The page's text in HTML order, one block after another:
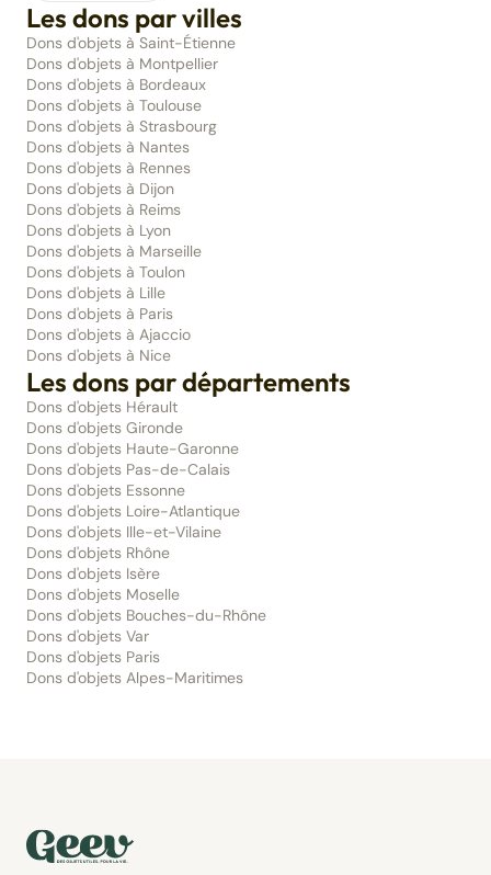
Les dons par villes
Dons d'objets à Saint-Étienne
Dons d'objets à Montpellier
Dons d'objets à Bordeaux
Dons d'objets à Toulouse
Dons d'objets à Strasbourg
Dons d'objets à Nantes
Dons d'objets à Rennes
Dons d'objets à Dijon
Dons d'objets à Reims
Dons d'objets à Lyon
Dons d'objets à Marseille
Dons d'objets à Toulon
Dons d'objets à Lille
Dons d'objets à Paris
Dons d'objets à Ajaccio
Dons d'objets à Nice
Les dons par départements
Dons d'objets Hérault
Dons d'objets Gironde
Dons d'objets Haute-Garonne
Dons d'objets Pas-de-Calais
Dons d'objets Essonne
Dons d'objets Loire-Atlantique
Dons d'objets Ille-et-Vilaine
Dons d'objets Rhône
Dons d'objets Isère
Dons d'objets Moselle
Dons d'objets Bouches-du-Rhône
Dons d'objets Var
Dons d'objets Paris
Dons d'objets Alpes-Maritimes